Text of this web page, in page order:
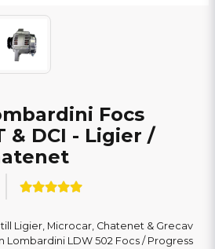
Focs
& DCI - Ligier /
Ligier, Microcar, Chatenet & Grecav
LDW 502 Focs / Progress